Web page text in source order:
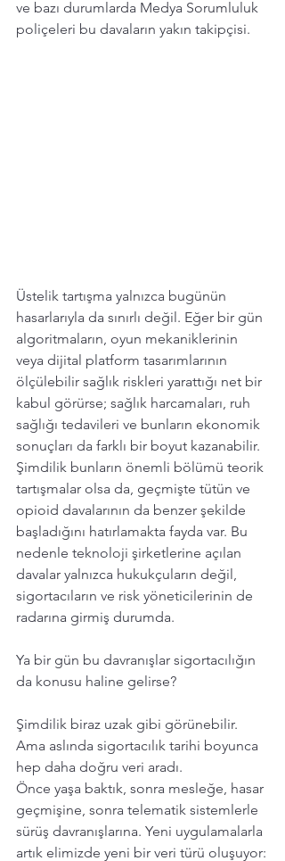
ve bazı durumlarda Medya Sorumluluk
poliçeleri bu davaların yakın takipçisi.
Üstelik tartışma yalnızca bugünün
hasarlarıyla da sınırlı değil. Eğer bir gün
algoritmaların, oyun mekaniklerinin
veya dijital platform tasarımlarının
ölçülebilir sağlık riskleri yarattığı net bir
kabul görürse; sağlık harcamaları, ruh
sağlığı tedavileri ve bunların ekonomik
sonuçları da farklı bir boyut kazanabilir.
Şimdilik bunların önemli bölümü teorik
tartışmalar olsa da, geçmişte tütün ve
opioid davalarının da benzer şekilde
başladığını hatırlamakta fayda var. Bu
nedenle teknoloji şirketlerine açılan
davalar yalnızca hukukçuların değil,
sigortacıların ve risk yöneticilerinin de
radarına girmiş durumda.
Ya bir gün bu davranışlar sigortacılığın
da konusu haline gelirse?
Şimdilik biraz uzak gibi görünebilir.
Ama aslında sigortacılık tarihi boyunca
hep daha doğru veri aradı.
Önce yaşa baktık, sonra mesleğe, hasar
geçmişine, sonra telematik sistemlerle
sürüş davranışlarına. Yeni uygulamalarla
artık elimizde yeni bir veri türü oluşuyor: